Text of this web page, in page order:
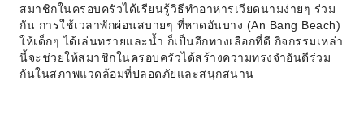
สมาชิกในครอบครัวได้เรียนรู้วิธีทำอาหารเวียดนามง่ายๆ ร่วม
กัน การใช้เวลาพักผ่อนสบายๆ ที่หาดอันบาง (An Bang Beach)
ให้เด็กๆ ได้เล่นทรายและน้ำ ก็เป็นอีกทางเลือกที่ดี กิจกรรมเหล่า
นี้จะช่วยให้สมาชิกในครอบครัวได้สร้างความทรงจำอันดีร่วม
กันในสภาพแวดล้อมที่ปลอดภัยและสนุกสนาน